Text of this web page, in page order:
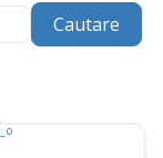
Cautare